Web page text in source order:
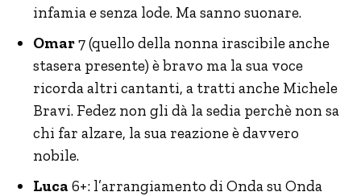
infamia e senza lode. Ma sanno suonare.
Omar7 (quello della nonna irascibile anche
stasera presente) è bravo ma la sua voce
ricorda altri cantanti, a tratti anche Michele
Bravi. Fedez non gli dà la sedia perchè non sa
chi far alzare, la sua reazione è davvero
nobile.
Luca 6+: l’arrangiamento di Onda su Onda